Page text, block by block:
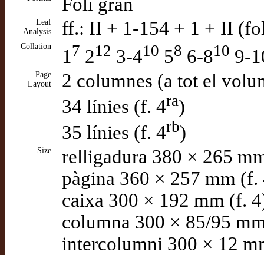
Leaf
Analysis
ff.: II + 1-154 + 1 + II
Collation 1 7 212 3-410 58 6-810 9-
Page
Layout
2 columnes (a tot el
34 línies (f. 4ra)
35 línies (f. 4rb)
Size
relligadura 380 × 265
pàgina 360 × 257 mm (f.
caixa 300 × 192 mm (f.
columna 300 × 85/95
intercolumni 300 × 12